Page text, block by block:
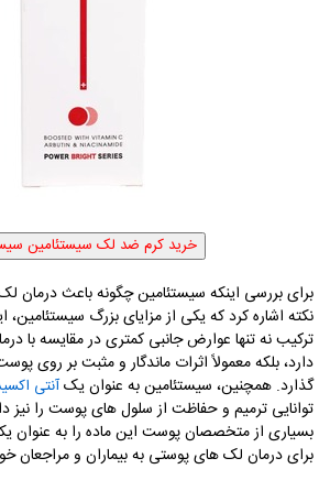
برای بررسی اینکه سیستئامین چگونه باعث درمان
نکته اشاره کرد که یکی از مزایای بزرگ
ترکیب نه تنها عوارض جانبی کمتری در مقایسه با
دارد، بلکه معمولاً اثرات ماندگار و مثبت بر روی
گذارد. همچنین، سیستئامین به عنوان یکآنتی‌
توانایی ترمیم و حفاظت از سلول‌ های پوست را نیز
بسیاری از متخصصان پوست این ماده را به عنوان
برای درمان لک‌ های پوستی به بیماران و مراجعان